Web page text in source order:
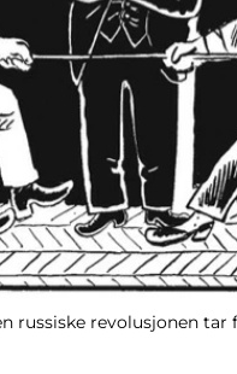
russiske revolusjonen